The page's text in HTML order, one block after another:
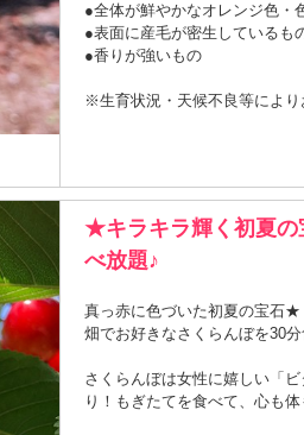
●全体が鮮やかなオレンジ色・
●表面に産毛が密生しているも
●香りが強いもの
※生育状況・天候不良等により
★キラキラ輝く初夏の
べ放題♪
真っ赤に色づいた初夏の宝石★
畑でお好きなさくらんぼを30分
さくらんぼは女性に嬉しい「
り！もぎたてを食べて、心も体